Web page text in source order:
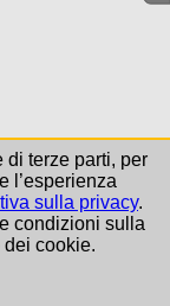
di terze parti, per
l’esperienza
sulla privacy.
condizioni sulla
dei cookie.